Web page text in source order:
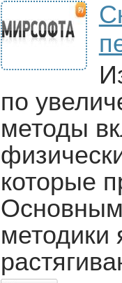
по
методы
которые
методики